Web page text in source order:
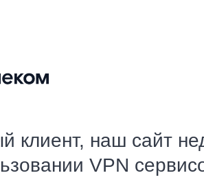
клиент, наш сайт
VPN